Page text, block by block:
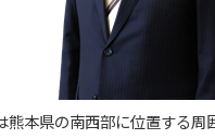
熊本県の南西部に位置する周